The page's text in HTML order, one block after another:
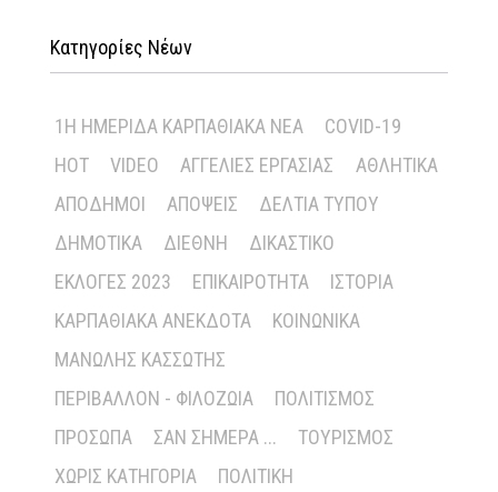
Κατηγορίες Νέων
1Η ΗΜΕΡΊΔΑ ΚΑΡΠΑΘΙΑΚΆ ΝΈΑ
COVID-19
HOT
VIDEO ΑΓΓΕΛΊΕΣ ΕΡΓΑΣΊΑΣ
ΑΘΛΗΤΙΚΆ
ΑΠΌΔΗΜΟΙ
ΑΠΌΨΕΙΣ
ΔΕΛΤΊΑ ΤΎΠΟΥ
ΔΗΜΟΤΙΚΆ
ΔΙΕΘΝΉ
ΔΙΚΑΣΤΙΚΌ
ΕΚΛΟΓΈΣ 2023
ΕΠΙΚΑΙΡΌΤΗΤΑ
ΙΣΤΟΡΊΑ
ΚΑΡΠΑΘΙΑΚΆ ΑΝΈΚΔΟΤΑ
ΚΟΙΝΩΝΙΚΆ
ΜΑΝΏΛΗΣ ΚΑΣΣΏΤΗΣ
ΠΕΡΙΒΆΛΛΟΝ - ΦΙΛΟΖΩΊΑ
ΠΟΛΙΤΙΣΜΌΣ
ΠΡΌΣΩΠΑ
ΣΑΝ ΣΉΜΕΡΑ ...
ΤΟΥΡΙΣΜΌΣ
ΧΩΡΊΣ ΚΑΤΗΓΟΡΊΑ
ΠΟΛΙΤΙΚΉ